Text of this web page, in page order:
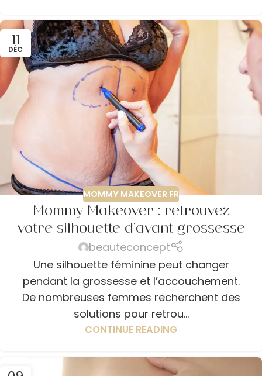
11
DÉC
MOMMY MAKEOVER FR
Mommy Makeover : retrouvez
votre silhouette d’avant grossesse
beauteconcept
Une silhouette féminine peut changer
pendant la grossesse et l’accouchement.
De nombreuses femmes recherchent des
solutions pour retrou...
CONTINUE READING